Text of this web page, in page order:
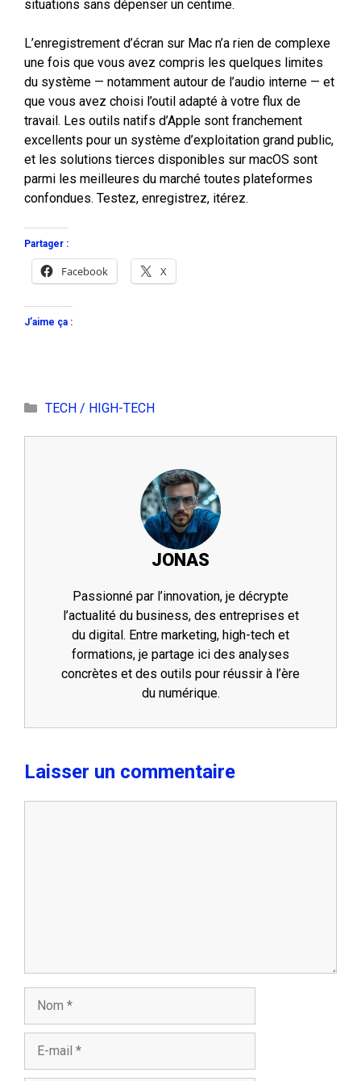
situations sans dépenser un centime.
L’enregistrement d’écran sur Mac n’a rien de complexe
une fois que vous avez compris les quelques limites
du système — notamment autour de l’audio interne — et
que vous avez choisi l’outil adapté à votre flux de
travail. Les outils natifs d’Apple sont franchement
excellents pour un système d’exploitation grand public,
et les solutions tierces disponibles sur macOS sont
parmi les meilleures du marché toutes plateformes
confondues. Testez, enregistrez, itérez.
Partager :
Facebook X
J’aime ça :
Catégories
TECH / HIGH-TECH
JONAS
Passionné par l’innovation, je décrypte
l’actualité du business, des entreprises et
du digital. Entre marketing, high-tech et
formations, je partage ici des analyses
concrètes et des outils pour réussir à l’ère
du numérique.
Laisser un commentaire